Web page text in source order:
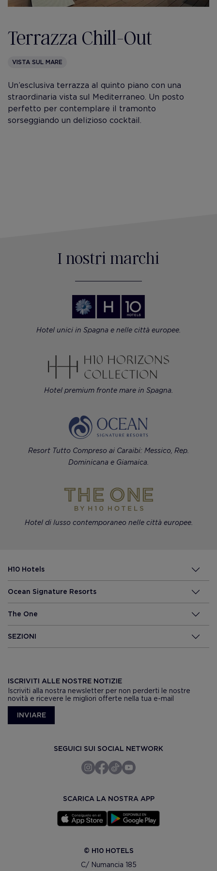
Terrazza Chill-Out
VISTA SUL MARE
Un’esclusiva terrazza al quinto piano con una
straordinaria vista sul Mediterraneo. Un posto
perfetto per contemplare il tramonto
sorseggiando un delizioso cocktail.
I nostri marchi
Hotel unici in Spagna e nelle città europee.
Hotel premium fronte mare in Spagna.
Resort Tutto Compreso ai Caraibi: Messico, Rep.
Dominicana e Giamaica.
Hotel di lusso contemporaneo nelle città europee.
H10 Hotels
Ocean Signature Resorts
The One
SEZIONI
ISCRIVITI ALLE NOSTRE NOTIZIE
Iscriviti alla nostra newsletter per non perderti le nostre
novità e ricevere le migliori offerte nella tua e-mail
INVIARE
SEGUICI SUI SOCIAL NETWORK
SCARICA LA NOSTRA APP
© H10 HOTELS
C/ Numancia 185